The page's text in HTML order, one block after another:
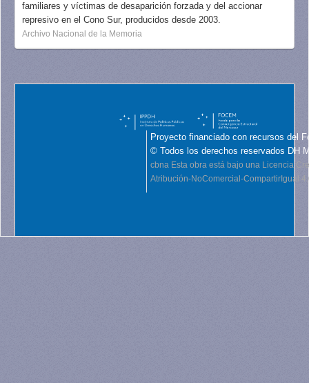
familiares y víctimas de desaparición forzada y del accionar
represivo en el Cono Sur, producidos desde 2003.
Archivo Nacional de la Memoria
Proyecto financiado con recursos del
© Todos los derechos reservados DH
cbna Esta obra está bajo una Licencia
Atribución-NoComercial-CompartirIgual